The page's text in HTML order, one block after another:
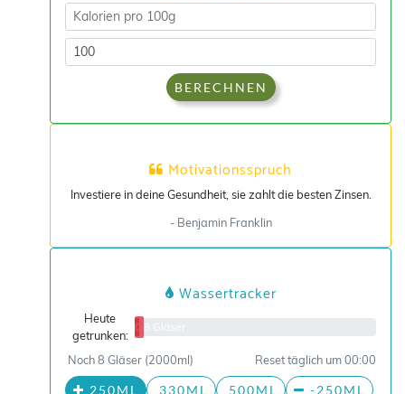
BERECHNEN
Motivationsspruch
Investiere in deine Gesundheit, sie zahlt die besten Zinsen.
- Benjamin Franklin
Wassertracker
Heute
getrunken:
0/8 Gläser
Noch 8 Gläser (2000ml) Reset täglich um 00:00
250ML 330ML 500ML -250ML